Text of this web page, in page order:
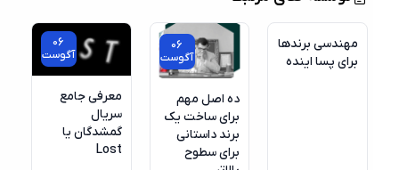
مهندسی برندها
برای پسا اینده
06
آگوست
ده اصل مهم
برای ساخت یک
برند داستانی
برای سطوح
06
آگوست
معرفی جامع
سریال
گمشدگان یا